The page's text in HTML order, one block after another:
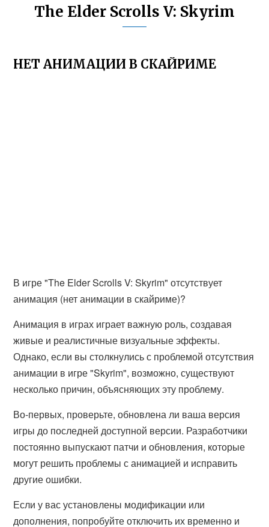
The Elder Scrolls V: Skyrim
НЕТ АНИМАЦИИ В СКАЙРИМЕ
В игре "The Elder Scrolls V: Skyrim" отсутствует
анимация (нет анимации в скайриме)?
Анимация в играх играет важную роль, создавая
живые и реалистичные визуальные эффекты.
Однако, если вы столкнулись с проблемой отсутствия
анимации в игре "Skyrim", возможно, существуют
несколько причин, объясняющих эту проблему.
Во-первых, проверьте, обновлена ли ваша версия
игры до последней доступной версии. Разработчики
постоянно выпускают патчи и обновления, которые
могут решить проблемы с анимацией и исправить
другие ошибки.
Если у вас установлены модификации или
дополнения, попробуйте отключить их временно и